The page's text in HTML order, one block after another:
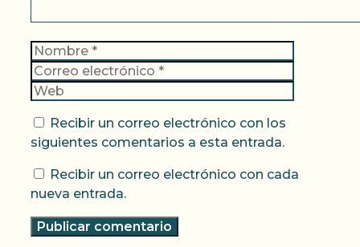
Nombre
Recibir un correo electrónico con los
siguientes comentarios a esta entrada.
Recibir un correo electrónico con cada
nueva entrada.